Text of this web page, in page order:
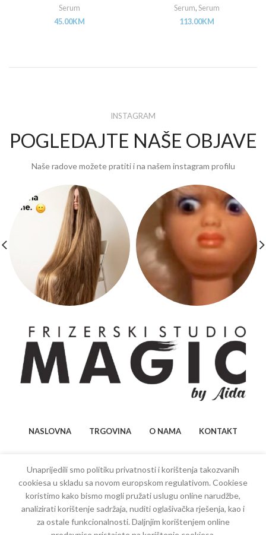
Serum
45.00KM
Serum, Serum
113.00KM
INSTAGRAM
POGLEDAJTE NAŠE OBJAVE
Naše radove možete pratiti i na našem instagram profilu
NASLOVNA TRGOVINA O NAMA KONTAKT
Copyright 2022Bilal Sporišević | Sva prava zadržana.
Država: Bosna i Hercegovina
Unaprijedili smo politiku privatnosti i korištenja takozvanih
cookiesa u skladu sa novom europskom regulativom. Cookiese
koristimo kako bismo mogli pružati uslugu online narudžbe,
analizirati korištenje sadržaja, nuditi oglašivačka rješenja, kao i
za ostale funkcionalnosti. Daljnjim korištenjem online